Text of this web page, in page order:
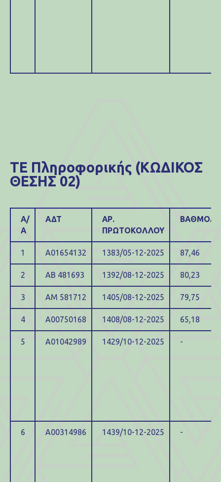
ΤΕ Πληροφορικής (ΚΩΔΙΚΟΣ
ΘΕΣΗΣ 02)
Α/
Α
ΑΔΤ
ΑΡ.
ΠΡΩΤΟΚΟΛΛΟΥ
1 Α01654132 1383/05-12-2025 87,46
2 ΑΒ 481693 1392/08-12-2025 80,23
3 ΑΜ 581712 1405/08-12-2025 79,75
4 Α00750168 1408/08-12-2025 65,18
5 Α01042989 1429/10-12-2025 -
6 Α00314986 1439/10-12-2025 -